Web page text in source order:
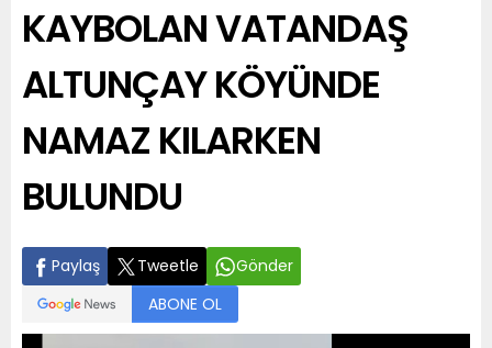
KAYBOLAN VATANDAŞ
ALTUNÇAY KÖYÜNDE
NAMAZ KILARKEN
BULUNDU
Paylaş Tweetle
Gönder
ABONE OL